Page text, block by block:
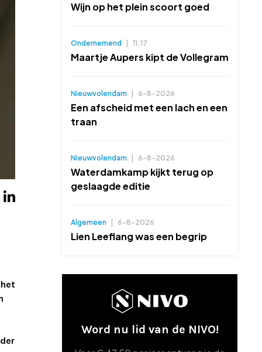
Wijn op het plein scoort goed
Ondernemend 11:17
Maartje Aupers kipt de Vollegram
Nieuwvolendam 6-8-2026
Een afscheid met een lach en een
traan
Nieuwvolendam 6-8-2026
Waterdamkamp kijkt terug op
geslaagde editie
Algemeen 6-8-2026
Lien Leeflang was een begrip
Word nu lid van de NIVO!